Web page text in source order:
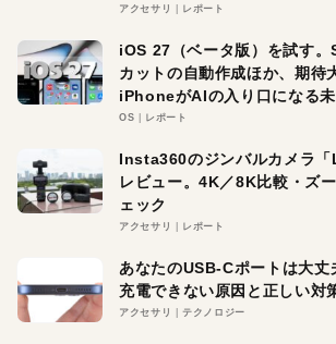
アクセサリ レポート
iOS 27（ベータ版）を試す
カットの自動作成ほか、期待
iPhoneがAIの入り口になる未
OS レポート
Insta360のジンバルカメラ
レビュー。4K／8K比較・ズ
ェック
アクセサリ レポート
あなたのUSB-Cポートは大丈
充電できない原因と正しい対
アクセサリ テクノロジー